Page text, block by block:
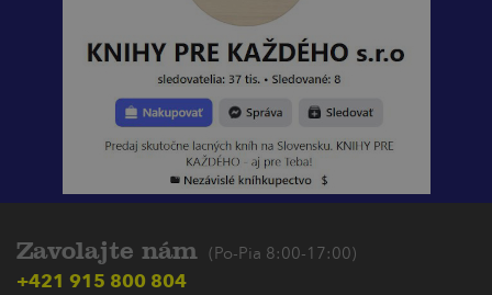
Zavolajte nám (Po-Pia 8:00-17:00)
+421 915 800 804